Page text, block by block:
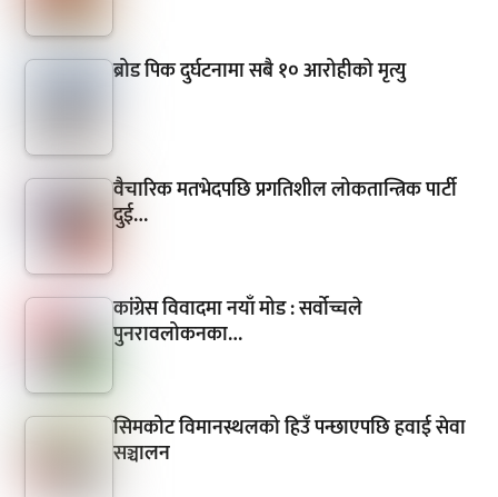
ब्रोड पिक दुर्घटनामा सबै १० आरोहीको मृत्यु
वैचारिक मतभेदपछि प्रगतिशील लोकतान्त्रिक पार्टी
दुई…
कांग्रेस विवादमा नयाँ मोड : सर्वोच्चले
पुनरावलोकनका…
सिमकोट विमानस्थलको हिउँ पन्छाएपछि हवाई सेवा
सञ्चालन